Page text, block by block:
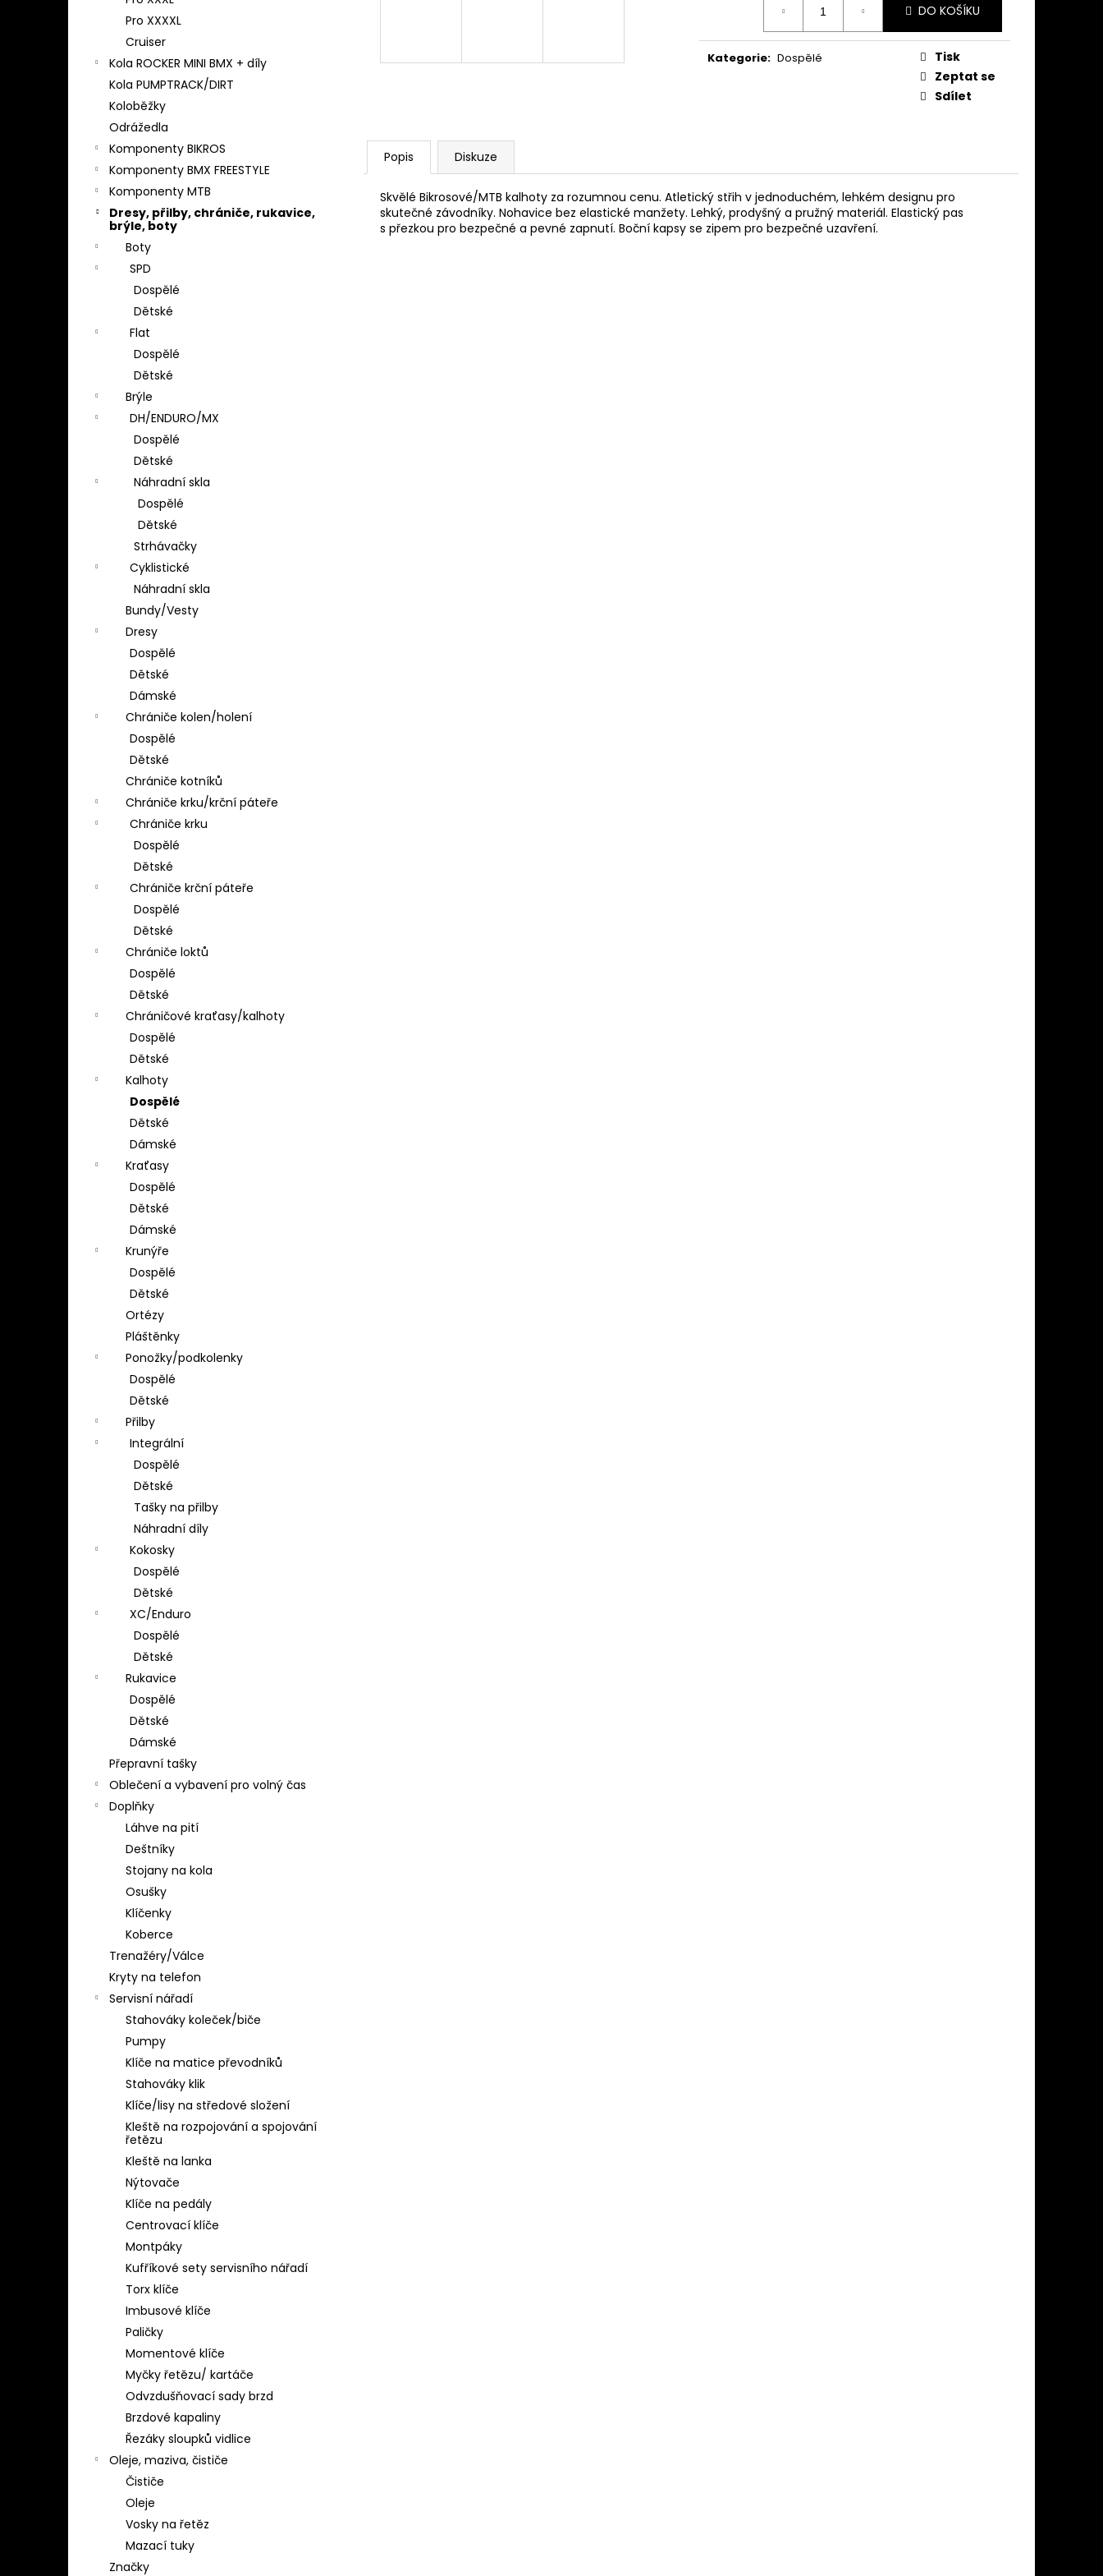
Pro XXXXL
Cruiser
Kola ROCKER MINI BMX + díly
Kola PUMPTRACK/DIRT
Koloběžky
Odrážedla
Komponenty BIKROS
Komponenty BMX FREESTYLE
Komponenty MTB
Dresy, přilby, chrániče, rukavice,
brýle, boty
Boty
SPD
Dospělé
Dětské
Flat
Dospělé
Dětské
Brýle
DH/ENDURO/MX
Dospělé
Dětské
Náhradní skla
Dospělé
Dětské
Strhávačky
Cyklistické
Náhradní skla
Bundy/Vesty
Dresy
Dospělé
Dětské
Dámské
Chrániče kolen/holení
Dospělé
Dětské
Chrániče kotníků
Chrániče krku/krční páteře
Chrániče krku
Dospělé
Dětské
Chrániče krční páteře
Dospělé
Dětské
Chrániče loktů
Dospělé
Dětské
Chráničové kraťasy/kalhoty
Dospělé
Dětské
Kalhoty
Dospělé
Dětské
Dámské
Kraťasy
Dospělé
Dětské
Dámské
Krunýře
Dospělé
Dětské
Ortézy
Pláštěnky
Ponožky/podkolenky
Dospělé
Dětské
Přilby
Integrální
Dospělé
Dětské
Tašky na přilby
Náhradní díly
Kokosky
Dospělé
Dětské
XC/Enduro
Dospělé
Dětské
Rukavice
Dospělé
Dětské
Dámské
Přepravní tašky
Oblečení a vybavení pro volný čas
Doplňky
Láhve na pití
Deštníky
Stojany na kola
Osušky
Klíčenky
Koberce
Trenažéry/Válce
Kryty na telefon
Servisní nářadí
Stahováky koleček/biče
Pumpy
Klíče na matice převodníků
Stahováky klik
Klíče/lisy na středové složení
Kleště na rozpojování a spojování
řetězu
Kleště na lanka
Nýtovače
Klíče na pedály
Centrovací klíče
Montpáky
Kufříkové sety servisního nářadí
Torx klíče
Imbusové klíče
Paličky
Momentové klíče
Myčky řetězu/ kartáče
Odvzdušňovací sady brzd
Brzdové kapaliny
Řezáky sloupků vidlice
Oleje, maziva, čističe
Čističe
Oleje
Vosky na řetěz
Mazací tuky
Značky
DO KOŠÍKU
Kategorie: Dospělé
Tisk
Zeptat se
Sdílet
Popis Diskuze
Skvělé Bikrosové/MTB kalhoty za rozumnou cenu. Atletický střih v jednoduchém, lehkém designu pro
skutečné závodníky. Nohavice bez elastické manžety. Lehký, prodyšný a pružný materiál. Elastický pas
s přezkou pro bezpečné a pevné zapnutí. Boční kapsy se zipem pro bezpečné uzavření.